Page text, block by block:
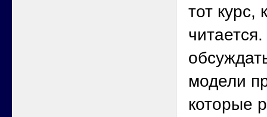
тот курс,
модели
которые